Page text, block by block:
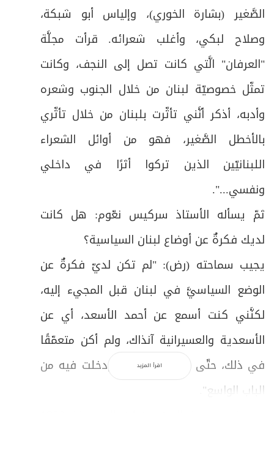
الصَّغير (بشارة الخوري)، وإلياس أبو شبكة،
وصلاح لبكي، وأغلب شعرائه. قرأت مجلَّة
"العرفان" الَّتي كانت تصل إلى النجف، وكانت
تمثّل خصوصيّة لبنان من خلال الجنوب وشعره
وأدبه، أذكر أنَّني تأثّرت بلبنان من خلال تأثّري
بالأخطل الصَّغير، فهو من أوائل الشعراء
اللبنانيّين الذين تركوا أثرًا في داخلي
ونفسي...".
ثمّ يسأله الأستاذ سركيس نعّوم: هل كانت
لديك فكرةٌ عن أوضاع لبنان السياسية؟
يجیب سماحته (رض): "لم تكن لديّ فكرةٌ عن
الوضع السياسيَّ في لبنان قبل المجيء إليه،
لكنَّني كنت أسمع عن أحمد الأسعد، أي عن
الأسعدية والعسيرانية آنذاك، ولم أكن متعمّقًا
في ذلك، حتّى جئت إلى لبنان، ودخلت فيه من
الباب الواسع".
اقرأ المزيد